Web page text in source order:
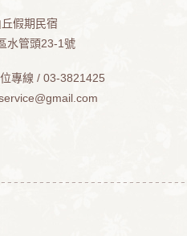
假期民宿
水管頭23-1號
專線 / 03-3821425